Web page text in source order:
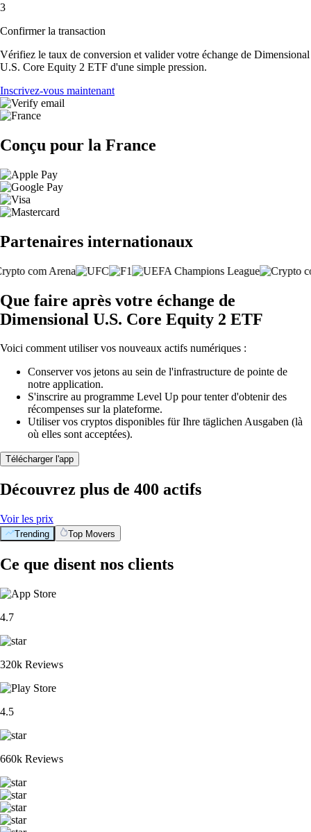
3
Confirmer la transaction
Vérifiez le taux de conversion et valider votre échange de Dimensional
U.S. Core Equity 2 ETF d'une simple pression.
Inscrivez-vous maintenant
Conçu pour la France
Partenaires internationaux
Que faire après votre échange de
Dimensional U.S. Core Equity 2 ETF
Voici comment utiliser vos nouveaux actifs numériques :
Conserver vos jetons au sein de l'infrastructure de pointe de
notre application.
S'inscrire au programme Level Up pour tenter d'obtenir des
récompenses sur la plateforme.
Utiliser vos cryptos disponibles für Ihre täglichen Ausgaben (là
où elles sont acceptées).
Télécharger l'app
Découvrez plus de 400 actifs
Voir les prix
Trending Top Movers
Ce que disent nos clients
4.7
320k Reviews
4.5
660k Reviews